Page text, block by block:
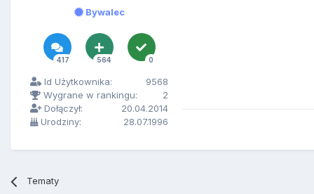
Bywalec
417 564 0
Id Użytkownika:
9568
Wygrane w rankingu:
2
Dołączył:
20.04.2014
Urodziny:
28.07.1996
Tematy